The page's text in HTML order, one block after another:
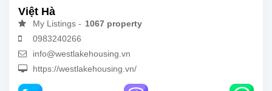
Việt Hà
My Listings - 1067 property
0983240266
info@westlakehousing.vn
https://westlakehousing.vn/